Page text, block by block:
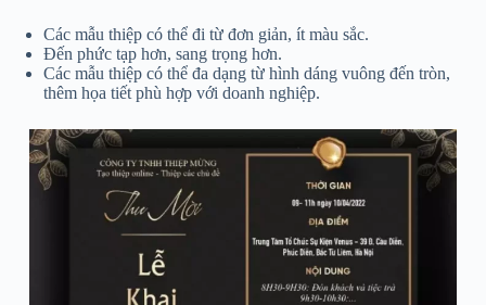
Các mẫu thiệp có thể đi từ đơn giản, ít màu sắc.
Đến phức tạp hơn, sang trọng hơn.
Các mẫu thiệp có thể đa dạng từ hình dáng vuông đến tròn,
thêm họa tiết phù hợp với doanh nghiệp.